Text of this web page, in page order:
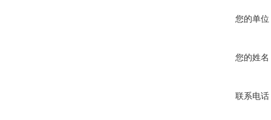
您的单位
您的姓名
联系电话